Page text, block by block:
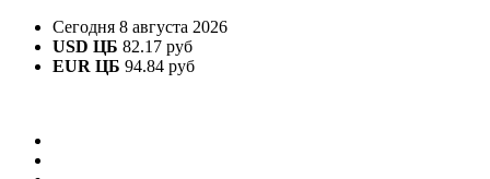
Сегодня 8 августа 2026
USD ЦБ 82.17 руб
EUR ЦБ 94.84 руб